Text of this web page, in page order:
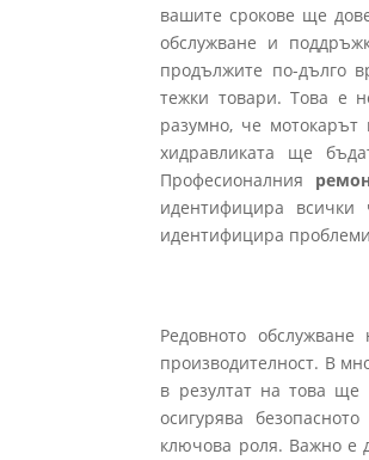
вашите срокове ще
обслужване и
продължите по-дълго
тежки товари. Това е
разумно, че
хидравликата ще
Професионалния
идентифицира
идентифицира
Редовното
производителност. В
в резултат на това ще
осигурява
ключова роля. Важно е